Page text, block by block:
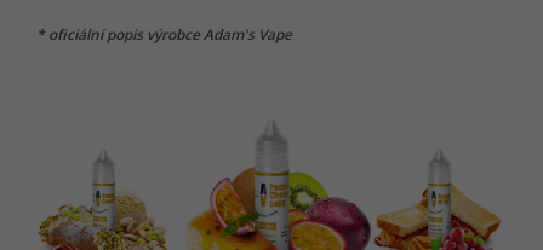
* oficiální popis výrobce Adam's Vape